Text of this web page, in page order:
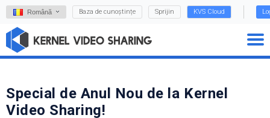
Română Baza de cunoștințe Sprijin KVS Cloud
Special de Anul Nou de la Kernel
Video Sharing!